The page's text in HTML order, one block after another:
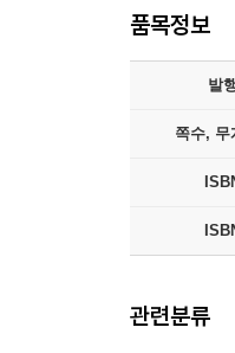
품목정보
발
쪽수, 무
관련분류